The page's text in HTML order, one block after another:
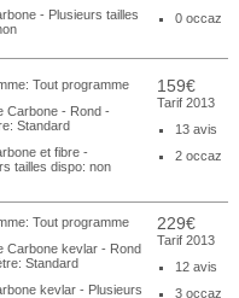
- Plusieurs tailles
0 occaz
Tout programme
Carbone - Rond -
Standard
et fibre -
tailles dispo: non
159€
Tarif 2013
13 avis
2 occaz
Tout programme
Carbone kevlar - Rond
Standard
kevlar - Plusieurs
229€
Tarif 2013
12 avis
3 occaz